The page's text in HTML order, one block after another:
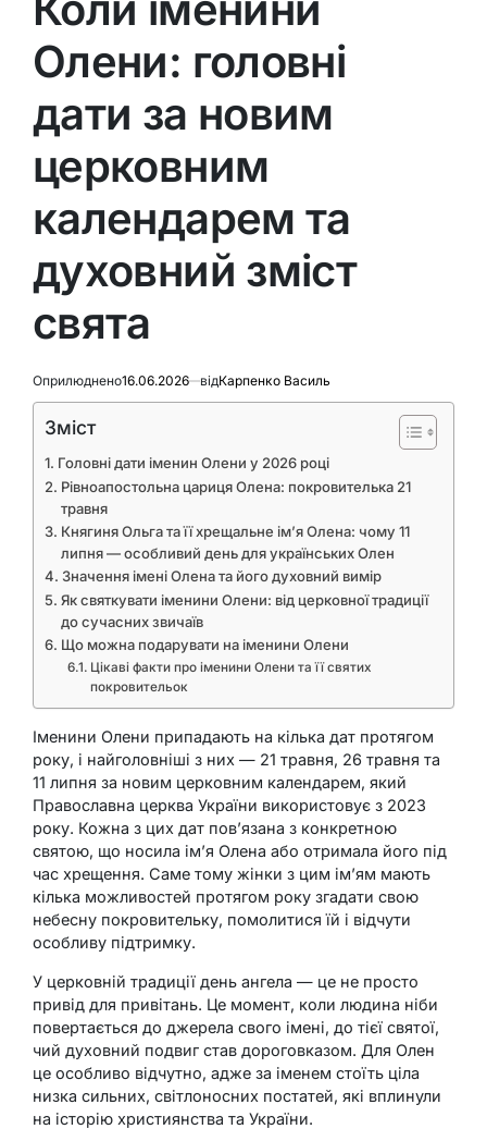
Олени: головні
дати за новим
церковним
календарем та
духовний зміст
свята
Оприлюднено16.06.2026 відКарпенко Василь
Зміст
Головні дати іменин Олени у 2026 році
Рівноапостольна цариця Олена: покровителька 21
травня
Княгиня Ольга та її хрещальне ім’я Олена: чому 11
липня — особливий день для українських Олен
Значення імені Олена та його духовний вимір
Як святкувати іменини Олени: від церковної традиції
до сучасних звичаїв
Що можна подарувати на іменини Олени
Цікаві факти про іменини Олени та її святих
покровительок
Іменини Олени припадають на кілька дат протягом
року, і найголовніші з них — 21 травня, 26 травня та
11 липня за новим церковним календарем, який
Православна церква України використовує з 2023
року. Кожна з цих дат пов’язана з конкретною
святою, що носила ім’я Олена або отримала його під
час хрещення. Саме тому жінки з цим ім’ям мають
кілька можливостей протягом року згадати свою
небесну покровительку, помолитися їй і відчути
особливу підтримку.
У церковній традиції день ангела — це не просто
привід для привітань. Це момент, коли людина ніби
повертається до джерела свого імені, до тієї святої,
чий духовний подвиг став дороговказом. Для Олен
це особливо відчутно, адже за іменем стоїть ціла
низка сильних, світлоносних постатей, які вплинули
на історію християнства та України.